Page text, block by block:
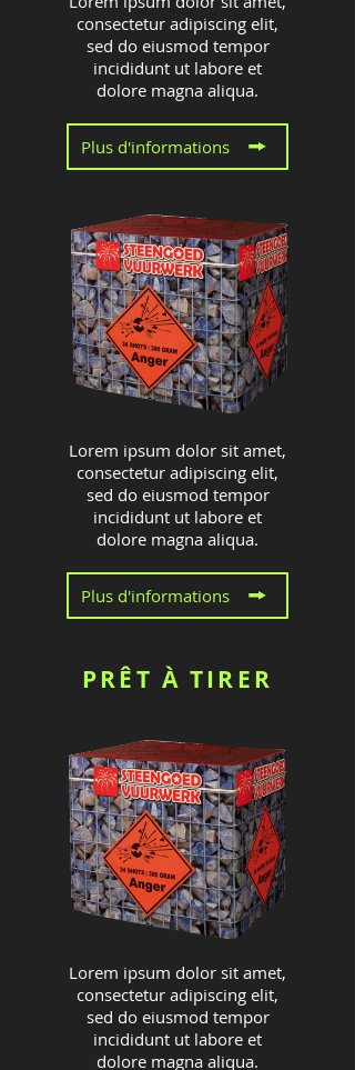
consectetur adipiscing elit,
sed do eiusmod tempor
incididunt ut labore et
dolore magna aliqua.
Plus d'informations
Lorem ipsum dolor sit amet,
consectetur adipiscing elit,
sed do eiusmod tempor
incididunt ut labore et
dolore magna aliqua.
Plus d'informations
PRÊT À TIRER
Lorem ipsum dolor sit amet,
consectetur adipiscing elit,
sed do eiusmod tempor
incididunt ut labore et
dolore magna aliqua.